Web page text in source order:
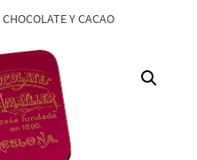
Y CACAO